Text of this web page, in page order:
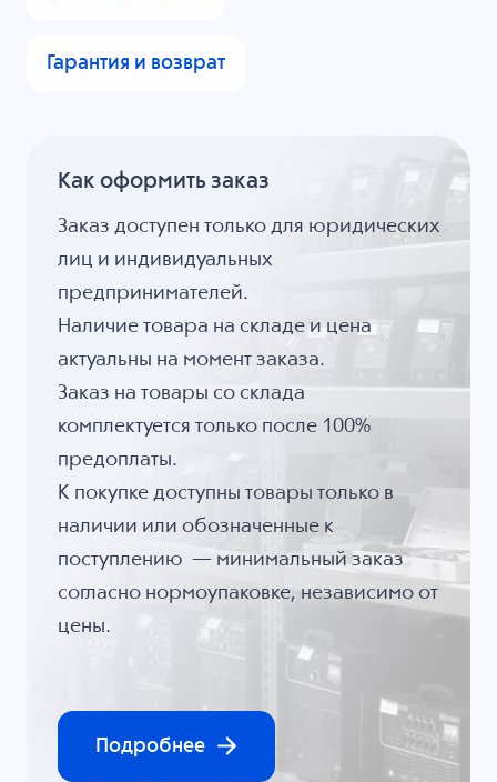
Гарантия и возврат
Как оформить заказ
Заказ доступен только для юридических
лиц и индивидуальных
предпринимателей.
Наличие товара на складе и цена
актуальны на момент заказа.
Заказ на товары со склада
комплектуется только после 100%
предоплаты.
К покупке доступны товары только в
наличии или обозначенные к
поступлению — минимальный заказ
согласно нормоупаковке, независимо от
цены.
Подробнее